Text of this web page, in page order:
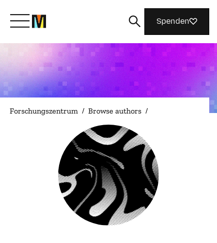
Lernen Sie Mozilla kennen
Was wir tun
Machen Sie mit
Magazin
Spenden
Forschungszentrum / Browse authors /